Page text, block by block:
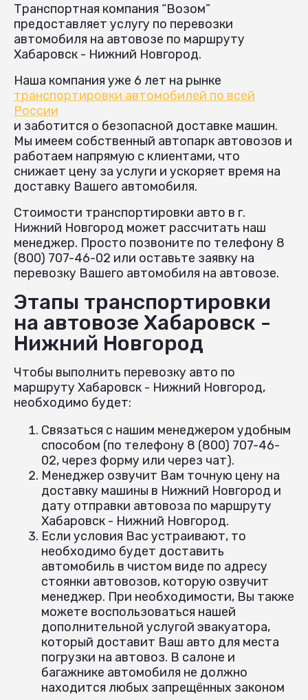
Транспортная компания “Возом”
предоставляет услугу по перевозки
автомобиля на автовозе по маршруту
Хабаровск - Нижний Новгород.
Наша компания уже 6 лет на рынке
транспортировки автомобилей по всей
России
и заботится о безопасной доставке машин.
Мы имеем собственный автопарк автовозов и
работаем напрямую с клиентами, что
снижает цену за услуги и ускоряет время на
доставку Вашего автомобиля.
Стоимости транспортировки авто в г.
Нижний Новгород может рассчитать наш
менеджер. Просто позвоните по телефону 8
(800) 707-46-02 или оставьте заявку на
перевозку Вашего автомобиля на автовозе.
Этапы транспортировки
на автовозе Хабаровск -
Нижний Новгород
Чтобы выполнить перевозку авто по
маршруту Хабаровск - Нижний Новгород,
необходимо будет:
Связаться с нашим менеджером удобным
способом (по телефону 8 (800) 707-46-
02, через форму или через чат).
Менеджер озвучит Вам точную цену на
доставку машины в Нижний Новгород и
дату отправки автовоза по маршруту
Хабаровск - Нижний Новгород.
Если условия Вас устраивают, то
необходимо будет доставить
автомобиль в чистом виде по адресу
стоянки автовозов, которую озвучит
менеджер. При необходимости, Вы также
можете воспользоваться нашей
дополнительной услугой эвакуатора,
который доставит Ваш авто для места
погрузки на автовоз. В салоне и
багажнике автомобиля не должно
находится любых запрещённых законом